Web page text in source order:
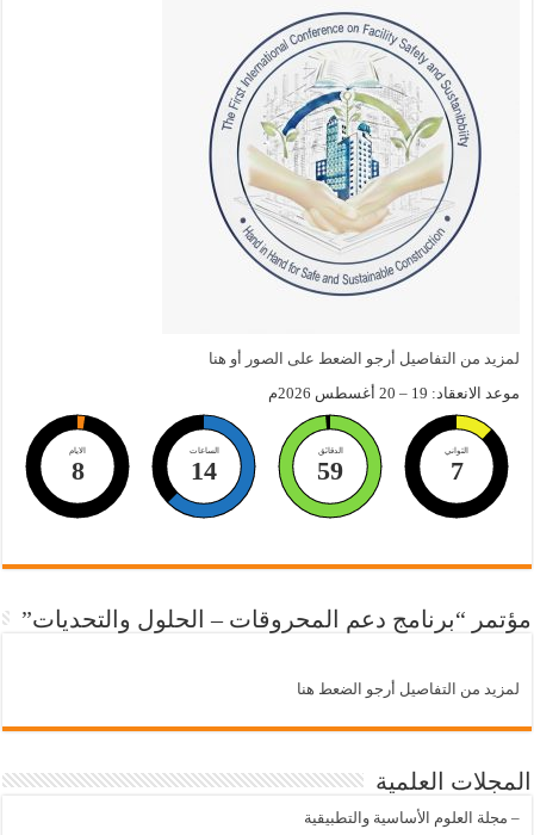
لمزيد من التفاصيل أرجو الضعط على الصور أو هنا
موعد الانعقاد: 19 – 20 أغسطس 2026م
الايام
8
الساعات
14
الدقائق
59
الثواني
6
مؤتمر “برنامج دعم المحروقات – الحلول والتحديات”
لمزيد من التفاصيل أرجو الضعط هنا
المجلات العلمية
– مجلة العلوم الأساسية والتطبيقية